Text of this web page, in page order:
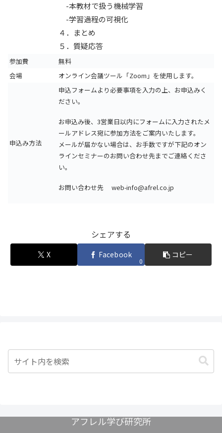
-本教材で扱う機械学習
-学習過程の可視化
４．まとめ
５．質疑応答
参加費
無料
会場
オンライン会議ツール「Zoom」を使用します。
申込み方法
申込フォームより必要事項を入力の上、お申込みく
ださい。
お申込み後、3営業日以内にフォームに入力されたメ
ールアドレス宛に参加方法をご案内いたします。
メールが届かない場合は、お手数ですが下記のオン
ラインセミナーのお問い合わせ先までご連絡くださ
い。
お問い合わせ先 web-info@afrel.co.jp
シェアする
X Facebook
0
コピー
アフレル学び研究所